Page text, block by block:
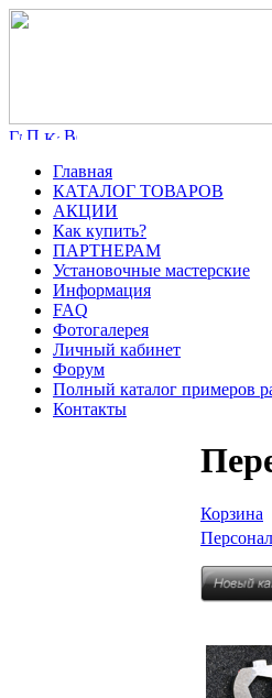
Главная
КАТАЛОГ ТОВАРОВ
АКЦИИ
Как купить?
ПАРТНЕРАМ
Установочные мастерские
Информация
FAQ
Фотогалерея
Личный кабинет
Форум
Полный каталог примеров
Контакты
Корзина